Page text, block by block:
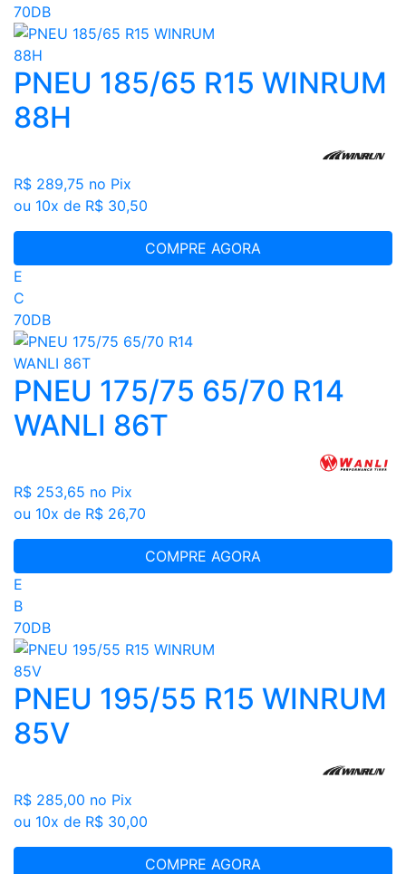
70DB
PNEU 185/65 R15 WINRUM
88H
R$ 289,75 no Pix
ou 10x de R$ 30,50
COMPRE AGORA
E
C
70DB
PNEU 175/75 65/70 R14
WANLI 86T
R$ 253,65 no Pix
ou 10x de R$ 26,70
COMPRE AGORA
E
B
70DB
PNEU 195/55 R15 WINRUM
85V
R$ 285,00 no Pix
ou 10x de R$ 30,00
COMPRE AGORA